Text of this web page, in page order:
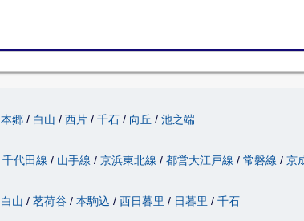
本郷 白山 西片 千石 向丘 池之端
千代田線 山手線 京浜東北線 都営大江戸線 常磐線 京
白山 茗荷谷 本駒込 西日暮里 日暮里 千石